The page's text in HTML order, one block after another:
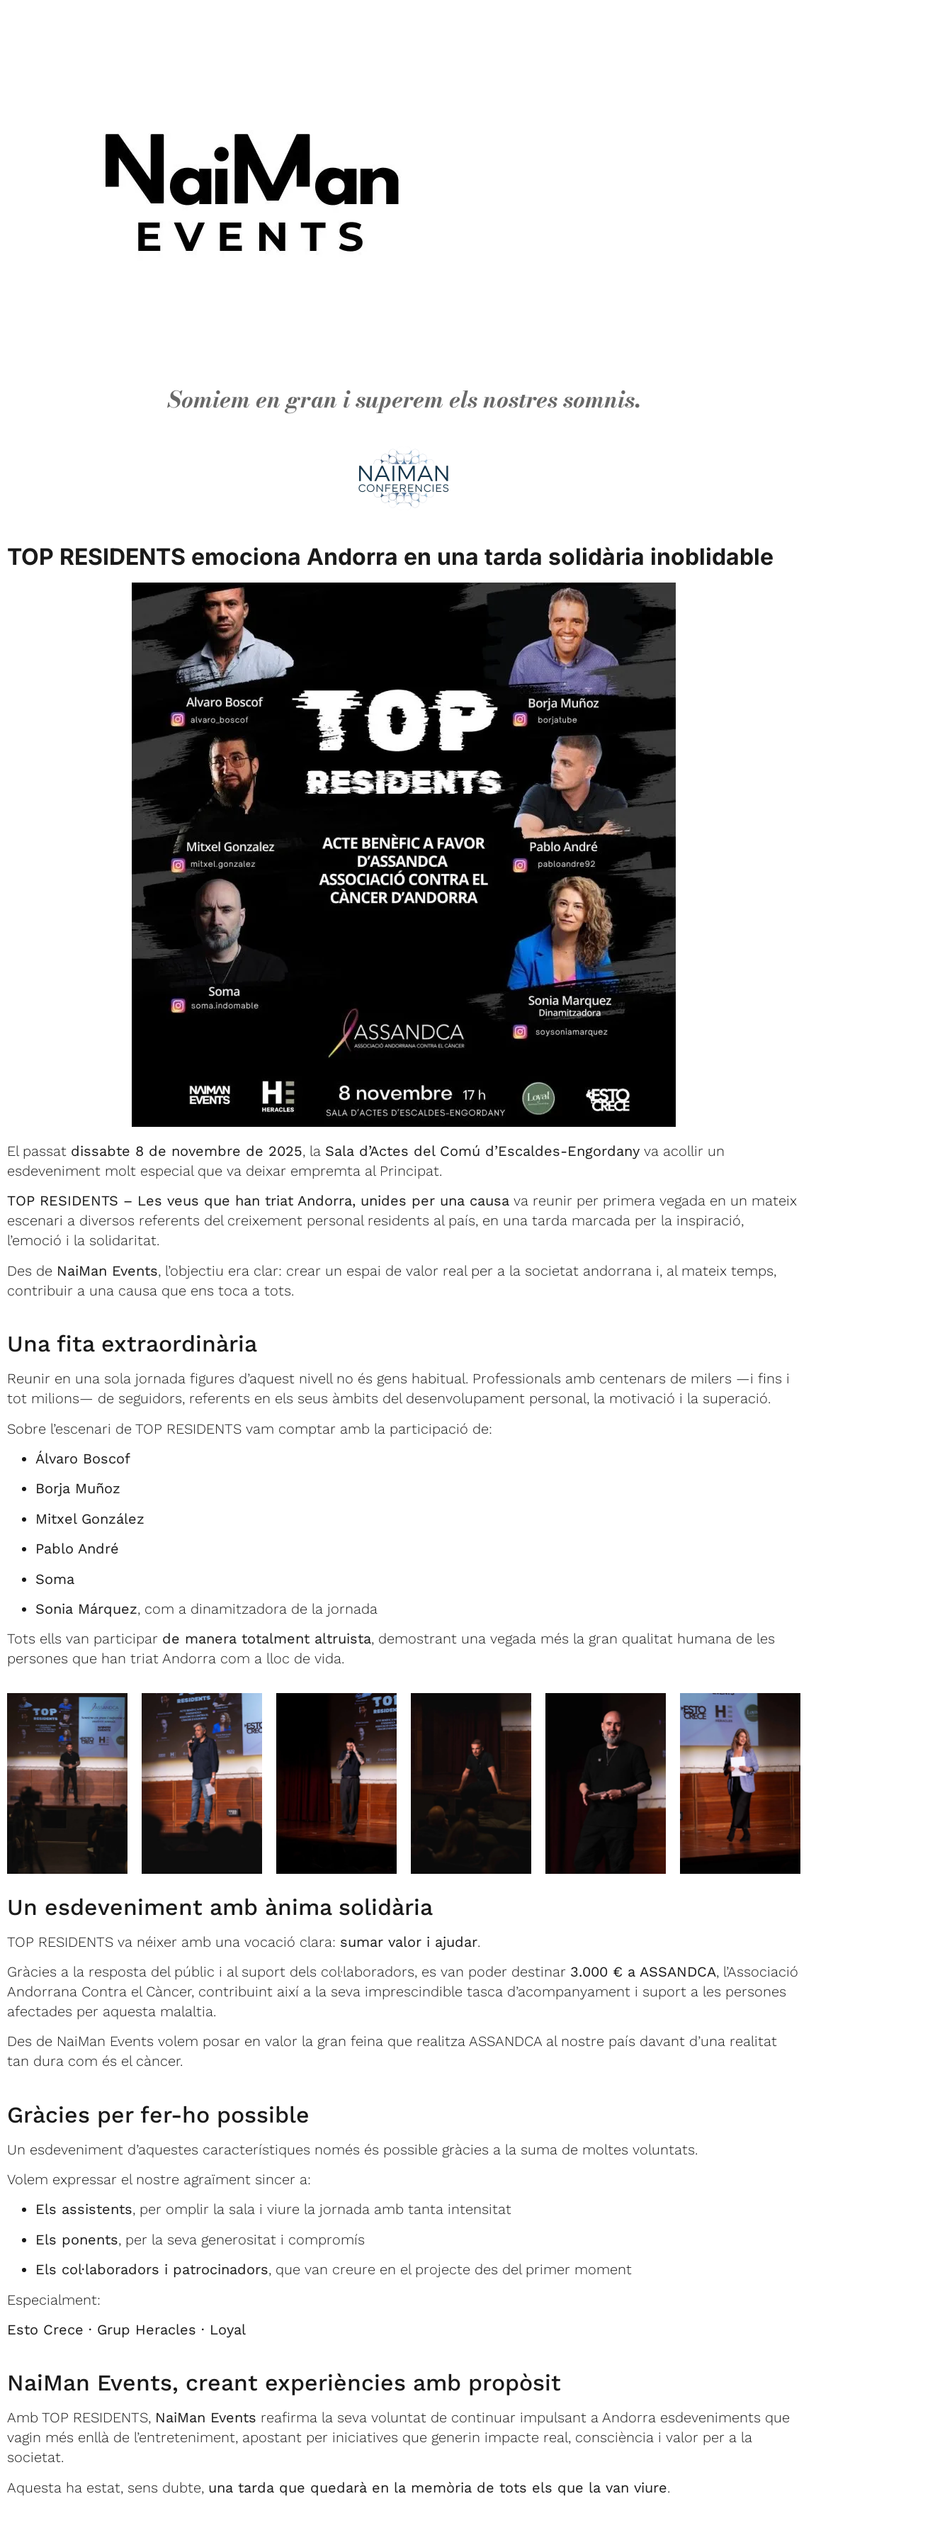
Somiem en gran i superem els nostres somnis.
TOP RESIDENTS emociona Andorra en una tarda solidària inoblidable
El passat dissabte 8 de novembre de 2025, la Sala d’Actes del Comú d’Escaldes-Engordany va acollir un
esdeveniment molt especial que va deixar empremta al Principat.
TOP RESIDENTS – Les veus que han triat Andorra, unides per una causa va reunir per primera vegada en un mateix
escenari a diversos referents del creixement personal residents al país, en una tarda marcada per la inspiració,
l’emoció i la solidaritat.
Des de NaiMan Events, l’objectiu era clar: crear un espai de valor real per a la societat andorrana i, al mateix temps,
contribuir a una causa que ens toca a tots.
Una fita extraordinària
Reunir en una sola jornada figures d’aquest nivell no és gens habitual. Professionals amb centenars de milers —i fins i
tot milions— de seguidors, referents en els seus àmbits del desenvolupament personal, la motivació i la superació.
Sobre l’escenari de TOP RESIDENTS vam comptar amb la participació de:
Álvaro Boscof
Borja Muñoz
Mitxel González
Pablo André
Soma
Sonia Márquez, com a dinamitzadora de la jornada
Tots ells van participar de manera totalment altruista, demostrant una vegada més la gran qualitat humana de les
persones que han triat Andorra com a lloc de vida.
Un esdeveniment amb ànima solidària
TOP RESIDENTS va néixer amb una vocació clara: sumar valor i ajudar.
Gràcies a la resposta del públic i al suport dels col·laboradors, es van poder destinar 3.000 € a ASSANDCA, l’Associació
Andorrana Contra el Càncer, contribuint així a la seva imprescindible tasca d’acompanyament i suport a les persones
afectades per aquesta malaltia.
Des de NaiMan Events volem posar en valor la gran feina que realitza ASSANDCA al nostre país davant d’una realitat
tan dura com és el càncer.
Gràcies per fer-ho possible
Un esdeveniment d’aquestes característiques només és possible gràcies a la suma de moltes voluntats.
Volem expressar el nostre agraïment sincer a:
Els assistents, per omplir la sala i viure la jornada amb tanta intensitat
Els ponents, per la seva generositat i compromís
Els col·laboradors i patrocinadors, que van creure en el projecte des del primer moment
Especialment:
Esto Crece · Grup Heracles · Loyal
NaiMan Events, creant experiències amb propòsit
Amb TOP RESIDENTS, NaiMan Events reafirma la seva voluntat de continuar impulsant a Andorra esdeveniments que
vagin més enllà de l’entreteniment, apostant per iniciatives que generin impacte real, consciència i valor per a la
societat.
Aquesta ha estat, sens dubte, una tarda que quedarà en la memòria de tots els que la van viure.